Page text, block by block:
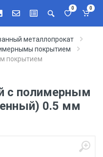
0 0
металлопрокат
покрытием
покрытием
с полимерным
0.5 мм